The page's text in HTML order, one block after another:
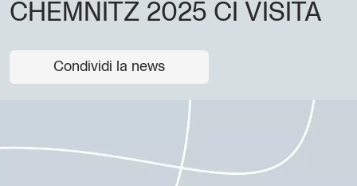
CHEMNITZ 2025 CI VISITA
Condividi la news